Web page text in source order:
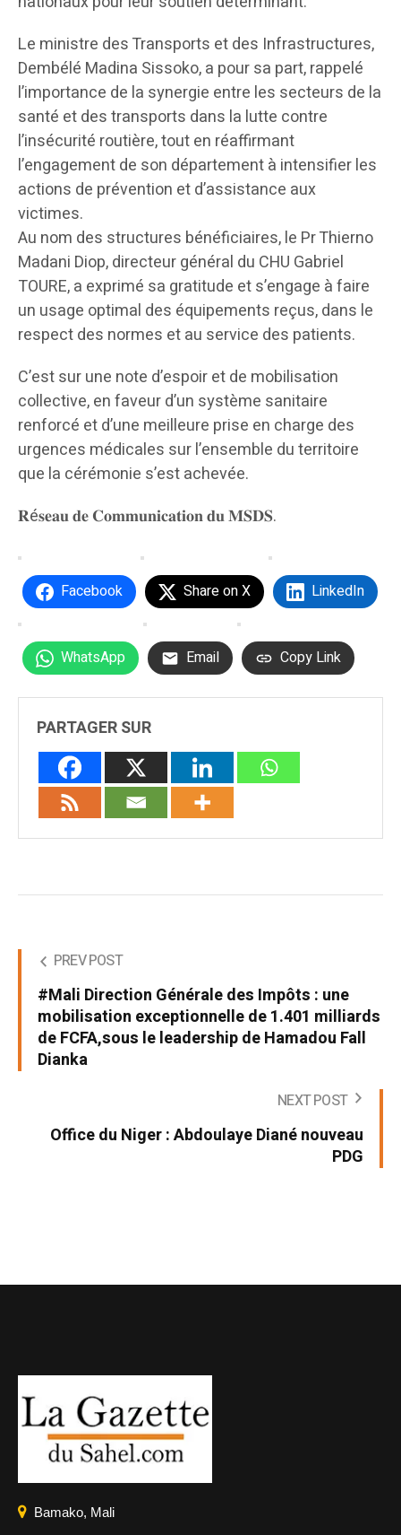
Le ministre des Transports et des Infrastructures,
Dembélé Madina Sissoko, a pour sa part, rappelé
l’importance de la synergie entre les secteurs de la
santé et des transports dans la lutte contre
l’insécurité routière, tout en réaffirmant
l’engagement de son département à intensifier les
actions de prévention et d’assistance aux
victimes.
Au nom des structures bénéficiaires, le Pr Thierno
Madani Diop, directeur général du CHU Gabriel
TOURE, a exprimé sa gratitude et s’engage à faire
un usage optimal des équipements reçus, dans le
respect des normes et au service des patients.
C’est sur une note d’espoir et de mobilisation
collective, en faveur d’un système sanitaire
renforcé et d’une meilleure prise en charge des
urgences médicales sur l’ensemble du territoire
que la cérémonie s’est achevée.
𝐑é𝐬𝐞𝐚𝐮 𝐝𝐞 𝐂𝐨𝐦𝐦𝐮𝐧𝐢𝐜𝐚𝐭𝐢𝐨𝐧 𝐝𝐮 𝐌𝐒𝐃𝐒.
Facebook Share on X LinkedIn
WhatsApp Email Copy Link
PARTAGER SUR
PREV POST
#Mali Direction Générale des Impôts : une
mobilisation exceptionnelle de 1.401 milliards
de FCFA,sous le leadership de Hamadou Fall
Dianka
NEXT POST
Office du Niger : Abdoulaye Diané nouveau
PDG
Bamako, Mali